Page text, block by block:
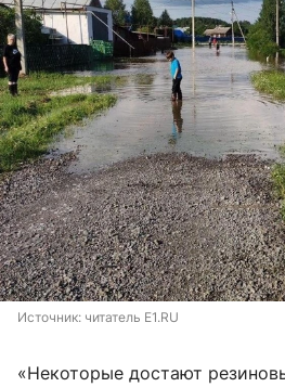
Источник: читатель E1.RU
«Некоторые достают